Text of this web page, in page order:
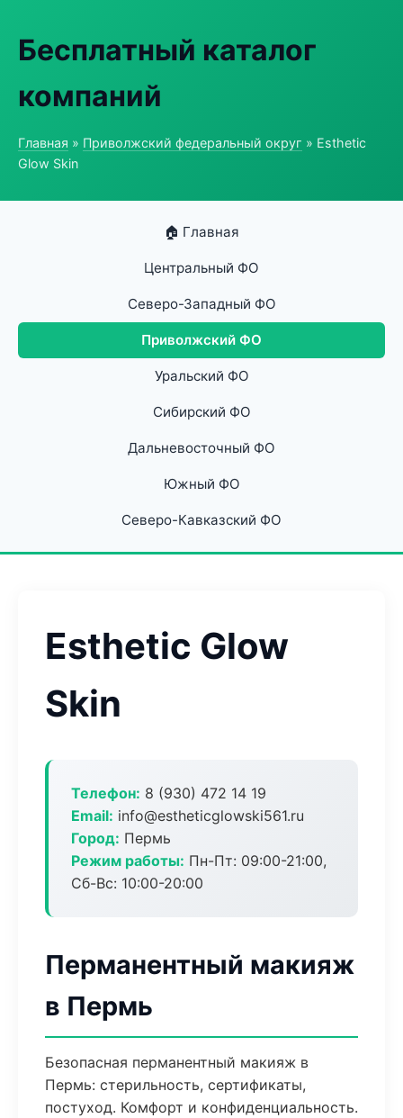
Бесплатный каталог
компаний
Главная » Приволжский федеральный округ » Esthetic
Glow Skin
🏠 Главная
Центральный ФО
Северо-Западный ФО
Приволжский ФО
Уральский ФО
Сибирский ФО
Дальневосточный ФО
Южный ФО
Северо-Кавказский ФО
Esthetic Glow
Skin
Телефон: 8 (930) 472 14 19
Email: info@estheticglowski561.ru
Город: Пермь
Режим работы: Пн-Пт: 09:00-21:00,
Сб-Вс: 10:00-20:00
Перманентный макияж
в Пермь
Безопасная перманентный макияж в
Пермь: стерильность, сертификаты,
постуход. Комфорт и конфиденциальность.